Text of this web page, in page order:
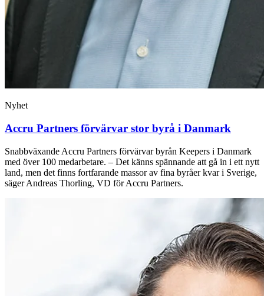
Nyhet
Accru Partners förvärvar stor byrå i Danmark
Snabbväxande Accru Partners förvärvar byrån Keepers i Danmark
med över 100 medarbetare. – Det känns spännande att gå in i ett nytt
land, men det finns fortfarande massor av fina byråer kvar i Sverige,
säger Andreas Thorling, VD för Accru Partners.